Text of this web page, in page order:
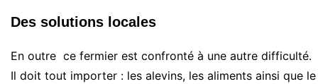
Des solutions locales
En outre ce fermier est confronté à une autre difficulté.
Il doit tout importer : les alevins, les aliments ainsi que le